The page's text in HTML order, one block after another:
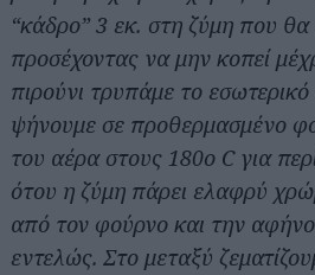
“κάδρο” 3 εκ. στη ζύμη που θα
προσέχοντας να μην κοπεί
πιρούνι τρυπάμε το
ψήνουμε σε προθερμασμένο
του αέρα στους 180ο C για
ότου η ζύμη πάρει ελαφρύ
από τον φούρνο και την
εντελώς. Στο μεταξύ